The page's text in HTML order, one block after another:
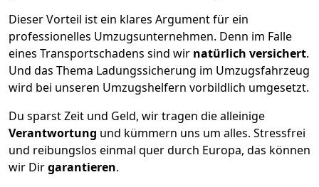
Dieser Vorteil ist ein klares Argument für ein
professionelles Umzugsunternehmen. Denn im Falle
eines Transportschadens sind wir natürlich versichert.
Und das Thema Ladungssicherung im Umzugsfahrzeug
wird bei unseren Umzugshelfern vorbildlich umgesetzt.
Du sparst Zeit und Geld, wir tragen die alleinige
Verantwortung und kümmern uns um alles. Stressfrei
und reibungslos einmal quer durch Europa, das können
wir Dirgarantieren.